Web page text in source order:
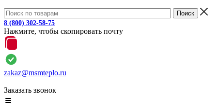
8 (800) 302-58-75
Нажмите, чтобы скопировать почту
zakaz@msmteplo.ru
Заказать звонок